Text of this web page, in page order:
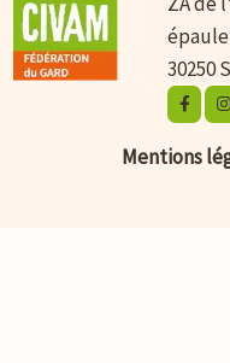
30250
Mentions